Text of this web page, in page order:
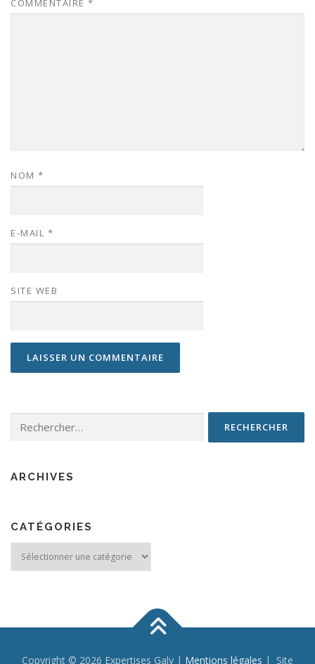
COMMENTAIRE *
NOM *
E-MAIL *
SITE WEB
ARCHIVES
CATÉGORIES
Copyright © 2026 Expertises Galy | Mentions légales | Site